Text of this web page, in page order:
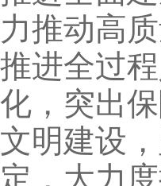
力推动高
推进全过
化，突出
文明建设
定，大力